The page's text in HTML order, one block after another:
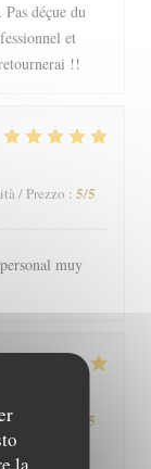
déçue du
et
!!
/ Prezzo : 5/5
muy
/ Prezzo /5